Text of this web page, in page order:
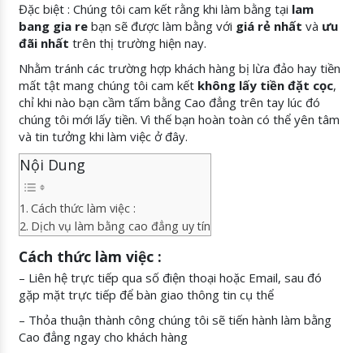
Đặc biệt : Chúng tôi cam kết rằng khi làm bằng tại lam
bang gia re bạn sẽ được làm bằng với giá rẻ nhất và ưu
đãi nhất trên thị trường hiện nay.
Nhằm tránh các trường hợp khách hàng bị lừa đảo hay tiền
mất tật mang chúng tôi cam kết không lấy tiền đặt cọc,
chỉ khi nào bạn cầm tấm bằng Cao đẳng trên tay lúc đó
chúng tôi mới lấy tiền. Vì thế bạn hoàn toàn có thể yên tâm
và tin tưởng khi làm việc ở đây.
Nội Dung
Cách thức làm việc :
Dịch vụ làm bằng cao đẳng uy tín
Cách thức làm việc :
– Liên hệ trực tiếp qua số điện thoại hoặc Email, sau đó
gặp mặt trực tiếp để bàn giao thông tin cụ thể
– Thỏa thuận thành công chúng tôi sẽ tiến hành làm bằng
Cao đẳng ngay cho khách hàng